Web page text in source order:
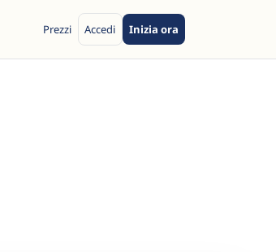
Prezzi Accedi Inizia ora